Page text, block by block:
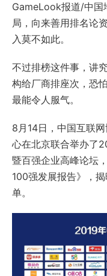
GameLook报道/中国
局，向来善用排名论
入莫不如此。
不过排榜这件事，讲
构给厂商排座次，恐
最能令人服气。
8月14日，中国互联
心在北京联合举办了
暨百强企业高峰论坛
100强发展报告》，
单。